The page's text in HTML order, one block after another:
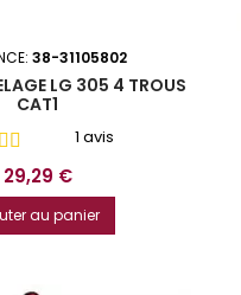
38-31105802
LG 305 4 TROUS
CAT1
1 avis
Prix
29,29 €
au panier